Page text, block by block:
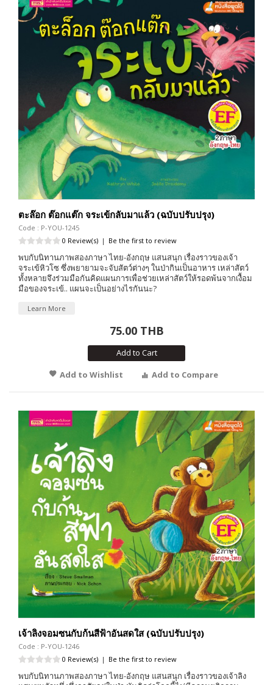
ตะล๊อก ต๊อกแต๊ก จระเข้กลับมาแล้ว (ฉบับปรับปรุง)
Code : P-YOU-1245
0 Review(s) | Be the first to review
พบกับนิทานภาพสองภาษา ไทย-อังกฤษ แสนสนุก เรื่องราวของเจ้า
จระเข้หิวโซ ซึ่งพยายามจะจับสัตว์ต่างๆ ในป่ากินเป็นอาหาร เหล่าสัตว์
ทั้งหลายจึงร่วมมือกันคิดแผนการเพื่อช่วยเหล่าสัตว์ให้รอดพ้นจากเงื้อม
มือของจระเข้.. แผนจะเป็นอย่างไรกันนะ?
Learn More
75.00 THB
Add to Cart
Add to Wishlist
Add to Compare
เจ้าลิงจอมซนกับก้นสีฟ้าอันสดใส (ฉบับปรับปรุง)
Code : P-YOU-1246
0 Review(s) | Be the first to review
พบกับนิทานภาพสองภาษา ไทย-อังกฤษ แสนสนุก เรื่องราวของเจ้าลิง